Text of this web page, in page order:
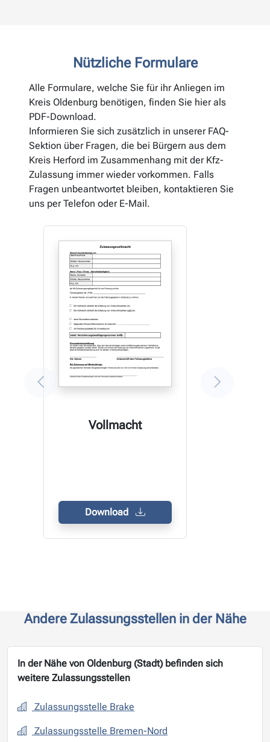
Nützliche Formulare
Alle Formulare, welche Sie für ihr Anliegen im
Kreis Oldenburg benötigen, finden Sie hier als
PDF-Download.
Informieren Sie sich zusätzlich in unserer FAQ-
Sektion über Fragen, die bei Bürgern aus dem
Kreis Herford im Zusammenhang mit der Kfz-
Zulassung immer wieder vorkommen. Falls
Fragen unbeantwortet bleiben, kontaktieren Sie
uns per Telefon oder E-Mail.
Vollmacht
Download
Andere Zulassungsstellen in der Nähe
In der Nähe von Oldenburg (Stadt) befinden sich
weitere Zulassungsstellen
Zulassungsstelle Brake
Zulassungsstelle Bremen-Nord